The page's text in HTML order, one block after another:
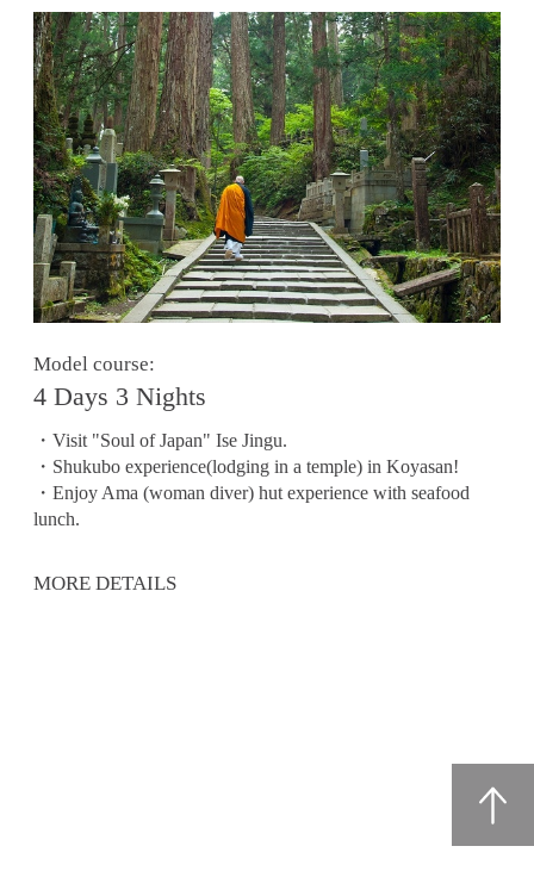
Model course:
4 Days 3 Nights
・Visit "Soul of Japan" Ise Jingu.
・Shukubo experience(lodging in a temple) in Koyasan!
・Enjoy Ama (woman diver) hut experience with seafood
lunch.
MORE DETAILS